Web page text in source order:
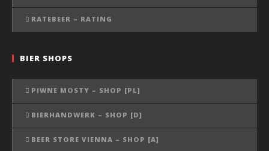
RATEBEER – RATING
BIER SHOPS
PIWNE MOSTY – SHOP [PL]
BIERHANDWERK – SHOP [D]
BEER STORE VIENNA – SHOP [A]